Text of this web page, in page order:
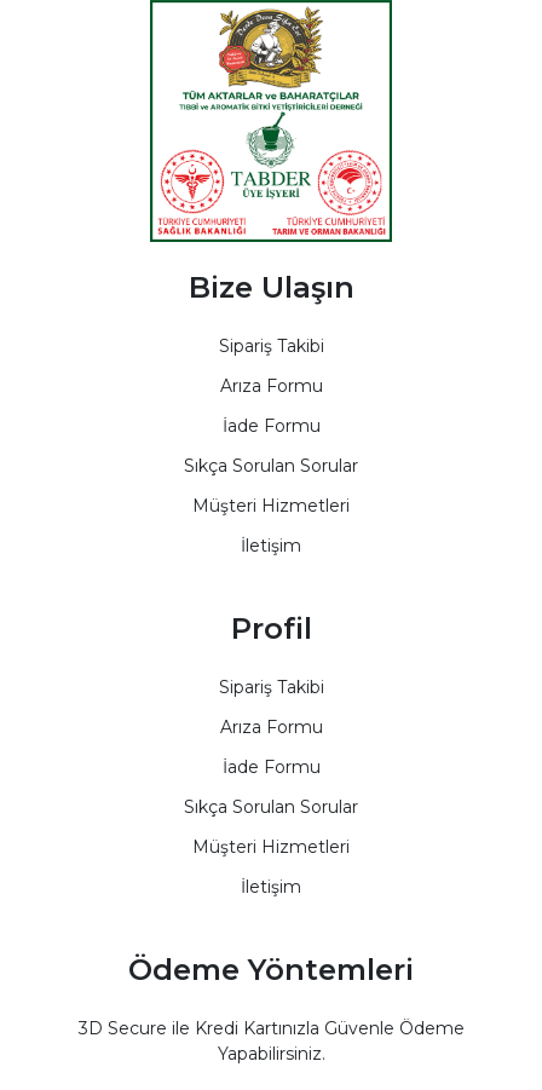
Bize Ulaşın
Sipariş Takibi
Arıza Formu
İade Formu
Sıkça Sorulan Sorular
Müşteri Hizmetleri
İletişim
Profil
Sipariş Takibi
Arıza Formu
İade Formu
Sıkça Sorulan Sorular
Müşteri Hizmetleri
İletişim
Ödeme Yöntemleri
3D Secure ile Kredi Kartınızla Güvenle Ödeme
Yapabilirsiniz.